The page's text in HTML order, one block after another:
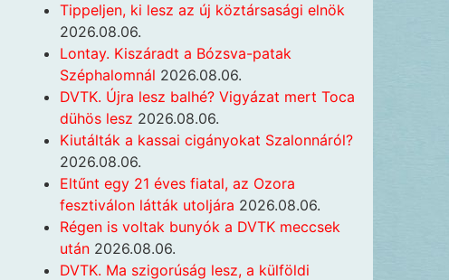
Tippeljen, ki lesz az új köztársasági elnök
2026.08.06.
Lontay. Kiszáradt a Bózsva-patak
Széphalomnál 2026.08.06.
DVTK. Újra lesz balhé? Vigyázat mert Toca
dühös lesz 2026.08.06.
Kiutálták a kassai cigányokat Szalonnáról?
2026.08.06.
Eltűnt egy 21 éves fiatal, az Ozora
fesztiválon látták utoljára 2026.08.06.
Régen is voltak bunyók a DVTK meccsek
után 2026.08.06.
DVTK. Ma szigorúság lesz, a külföldi